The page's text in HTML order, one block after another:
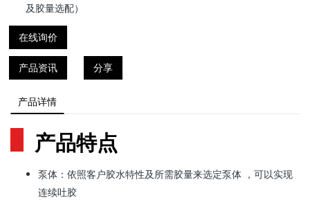
及胶量选配）
在线询价
产品资讯 分享
产品详情
产品特点
泵体：依照客户胶水特性及所需胶量来选定泵体 ，可以实现
连续吐胶